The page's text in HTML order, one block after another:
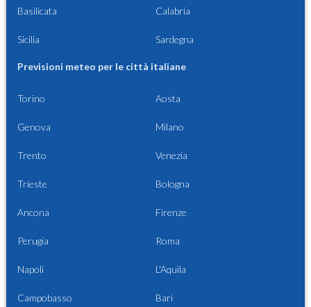
Basilicata Calabria
Sicilia Sardegna
Previsioni meteo per le città italiane
Torino Aosta
Genova Milano
Trento Venezia
Trieste Bologna
Ancona Firenze
Perugia Roma
Napoli L'Aquila
Campobasso Bari